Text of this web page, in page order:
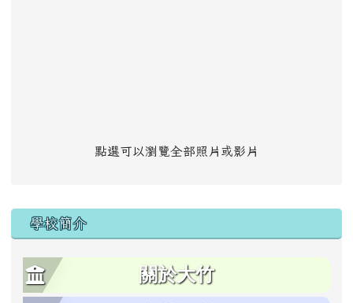
點選可以瀏覽全部照片或影片
學校簡介
關於大竹